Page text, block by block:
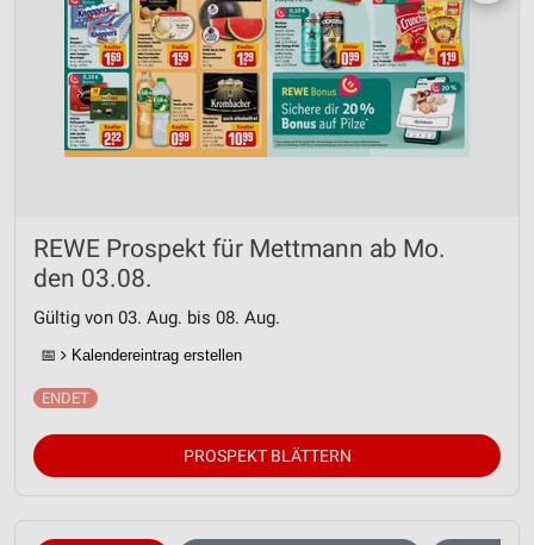
REWE Prospekt für Mettmann ab Mo.
den 03.08.
Gültig von 03. Aug. bis 08. Aug.
📅 Kalendereintrag erstellen
PROSPEKT BLÄTTERN